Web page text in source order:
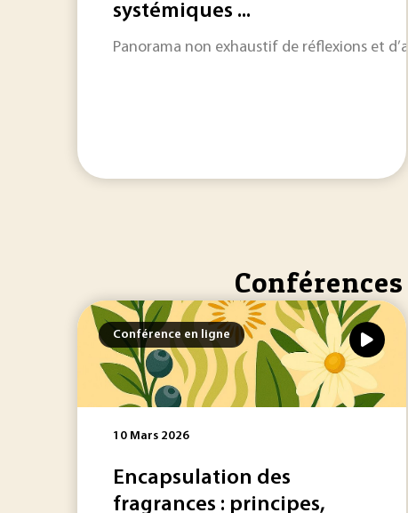
systémiques ...
Panorama non exhaustif de réflexions et
Conférence en ligne
10 Mars 2026
Encapsulation des
fragrances : principes,